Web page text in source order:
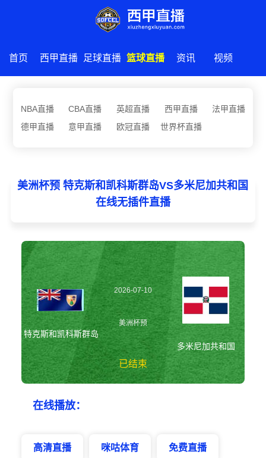
首页 西甲直播 足球直播 篮球直播 资讯 视频
NBA直播 CBA直播 英超直播 西甲直播
法甲直播
德甲直播
意甲直播 欧冠直播 世界杯直播
美洲杯预 特克斯和凯科斯群岛VS多米尼加共和国
在线无插件直播
特克斯和凯科斯群岛
2026-07-10
05:30:00
美洲杯预
已结束
多米尼加共和国
在线播放：
高清直播 咪咕体育 免费直播